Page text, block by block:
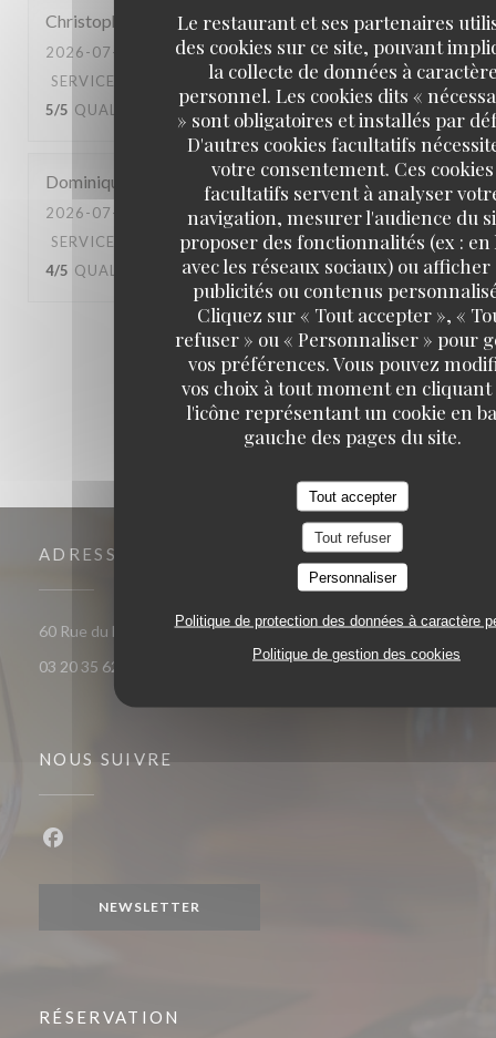
Le restaurant et ses partenaires
des cookies sur ce site, pouvant
la collecte de données à
personnel. Les cookies dits «
» sont obligatoires et installés par
D'autres cookies facultatifs
votre consentement. Ces cookies
facultatifs servent à analyser
navigation, mesurer l'audience du
proposer des fonctionnalités (ex : en
avec les réseaux sociaux) ou afficher
publicités ou contenus
Cliquez sur « Tout accepter », «
refuser » ou « Personnaliser » pour
vos préférences. Vous pouvez
vos choix à tout moment en
l'icône représentant un cookie en
gauche des pages du site.
Tout accepter
Tout refuser
Personnaliser
Politique de protection des données à caractère
Politique de gestion des cookies
Christophe
2026-07-10
- 20:45 - COUVERTS 4
SERVICE
AMBIANCE: 4/5 CUISINE:
5/5 QUALITÉ / PRIX
Dominique
2026-07-04
- 13:00 - COUVERTS 3
SERVICE
AMBIANCE: 4 /5 CUISINE:
4/5 QUALITÉ / PRIX: 4/5
1 2 3
ADRESSE
60 Rue du Marechal Foch 59120 Loos((ouvre une nouvelle
03 20 35 62 81
NOUS SUIVRE
NEWSLETTER
RÉSERVATION